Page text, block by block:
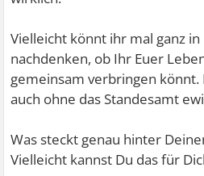
Vielleicht könnt ihr mal ganz
nachdenken, ob Ihr Euer
gemeinsam verbringen könnt.
auch ohne das Standesamt
Was steckt genau hinter
Vielleicht kannst Du das für